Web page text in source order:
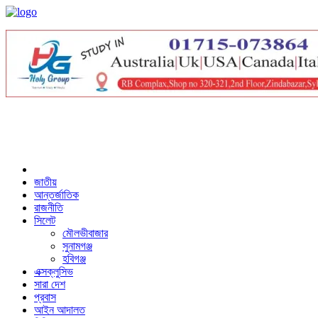
জাতীয়
আন্তর্জাতিক
রাজনীতি
সিলেট
মৌলভীবাজার
সুনামগঞ্জ
হবিগঞ্জ
এক্সক্লুসিভ
সারা দেশ
প্রবাস
আইন আদালত